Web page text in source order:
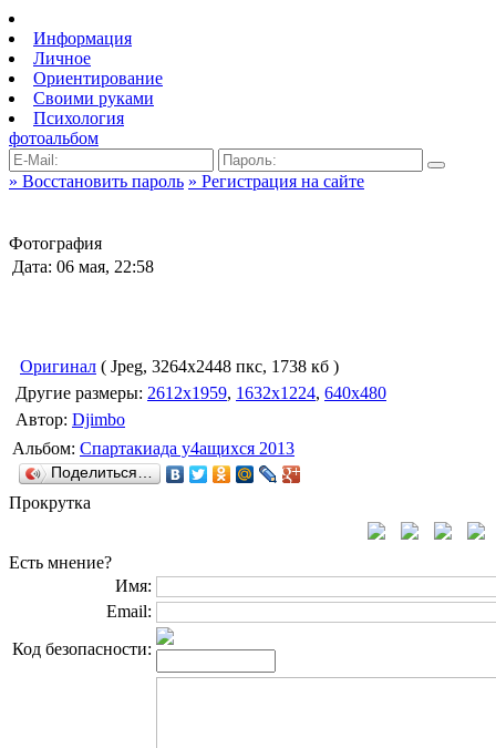
Информация
Личное
Ориентирование
Своими руками
Психология
фотоальбом
» Восстановить пароль » Регистрация на сайте
Фотография
Дата: 06 мая, 22:58
Оригинал ( Jpeg, 3264x2448 пкс, 1738 кб )
Другие размеры: 2612x1959, 1632x1224, 640x480
Автор: Djimbo
Альбом: Спартакиада у4ащихся 2013
Поделиться…
Прокрутка
Есть мнение?
Имя:
Email:
Код безопасности: